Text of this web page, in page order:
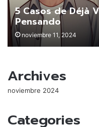
5 Casos de Déjà
Pensando
noviembre 11, 2024
Archives
noviembre 2024
Categories